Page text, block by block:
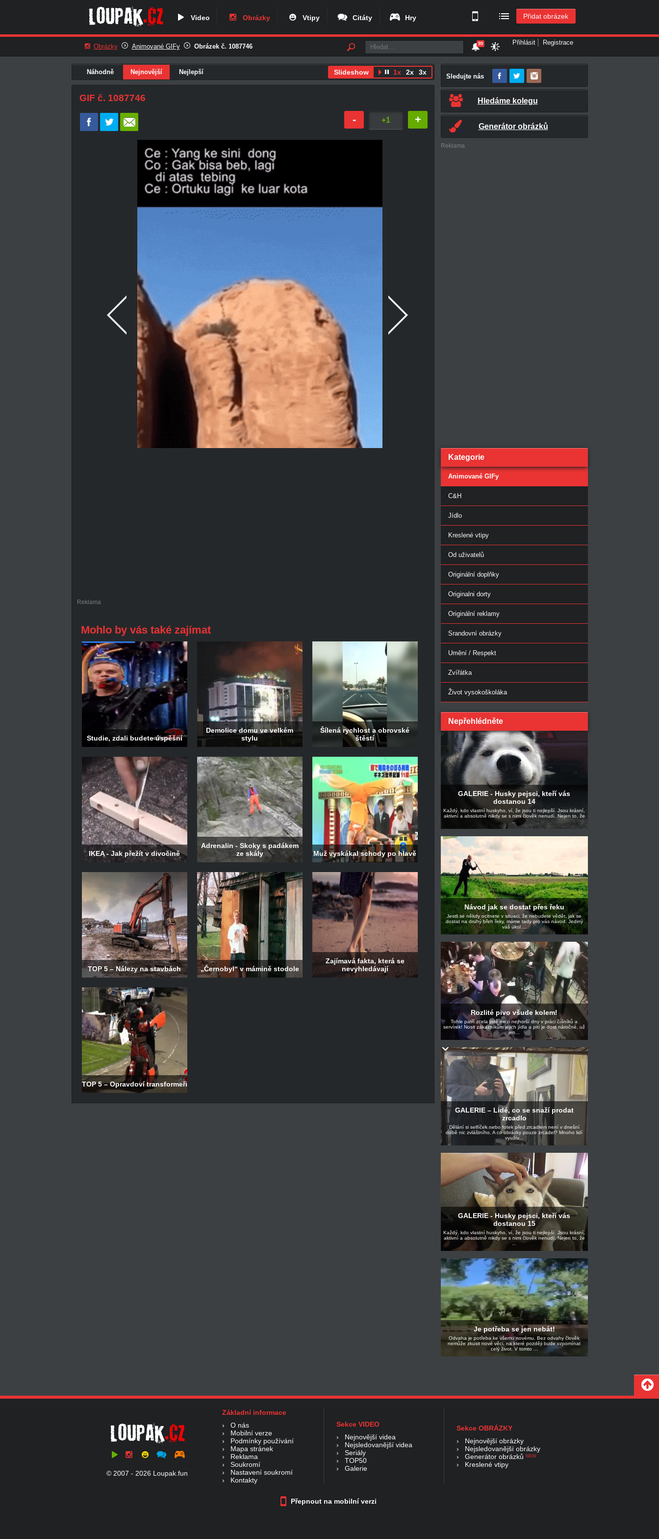
Video Obrázky Vtipy Citáty Hry Přidat obrázek
Obrázky Animované GIFy Obrázek č. 1087746
Přihlásit Registrace
99
Náhodně Nejnovější Nejlepší Slideshow 1x 2x 3x
GIF č. 1087746
- +1 +
Reklama
Mohlo by vás také zajímat
Studie, zdali budete úspěšní
Demolice domu ve velkém
stylu
Šílená rychlost a obrovské
štěstí
IKEA - Jak přežít v divočině
Adrenalin - Skoky s padákem
ze skály
Muž vyskákal schody po hlavě
TOP 5 – Nálezy na stavbách „Černobyl“ v mámině stodole
Zajímavá fakta, která se
nevyhledávají
TOP 5 – Opravdoví transformeři
Sledujte nás
Hledáme kolegu
Generátor obrázků
Reklama
Kategorie
Animované GIFy
C&H
Jídlo
Kreslené vtipy
Od uživatelů
Originální doplňky
Originalni dorty
Originální reklamy
Srandovní obrázky
Umění / Respekt
Zvířátka
Život vysokoškoláka
Nepřehlédněte
GALERIE - Husky pejsci, kteří vás
dostanou 14
Každý, kdo vlastní huskyho, ví, že jsou ti nejlepší. Jsou krásní,
aktivní a absolutně nikdy se s nimi člověk nenudí. Nejen to, že
...
Návod jak se dostat přes řeku
Jestli se někdy ocitnete v situaci, že nebudete vědět, jak se
dostat na druhý břeh řeky, máme tady pro vás návod. Jediný
váš úkol ...
Rozlité pivo všude kolem!
Tohle patří zcela jistě mezi nejhorší dny v práci číšníků a
servírek! Nosit zákazníkům jejich jídla a pití je dost náročné, už
jen...
GALERIE – Lidé, co se snaží prodat
zrcadlo
Dělání si selfíček nebo fotek před zrcadlem není v dnešní
době nic zvláštního. A co obrázky pouze zrcadel? Mnoho lidí
využív...
GALERIE - Husky pejsci, kteří vás
dostanou 15
Každý, kdo vlastní huskyho, ví, že jsou ti nejlepší. Jsou krásní,
aktivní a absolutně nikdy se s nimi člověk nenudí. Nejen to, že
...
Je potřeba se jen nebát!
Odvaha je potřeba ke všemu novému. Bez odvahy člověk
nemůže zkusit nové věci, na které později bude vzpomínat
celý život. V tomto ...
© 2007 - 2026 Loupak.fun
Základní informace
› O nás
› Mobilní verze
› Podmínky používání
› Mapa stránek
› Reklama
› Soukromí
› Nastavení soukromí
› Kontakty
Sekce VIDEO
› Nejnovější videa
› Nejsledovanější videa
› Seriály
› TOP50
› Galerie
Sekce OBRÁZKY
› Nejnovější obrázky
› Nejsledovanější obrázky
› Generátor obrázků NEW
› Kreslené vtipy
Přepnout na mobilní verzi